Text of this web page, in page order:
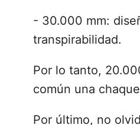
- 30.000 mm:
transpirabilidad.
Por lo tanto,
común una
Por último, no